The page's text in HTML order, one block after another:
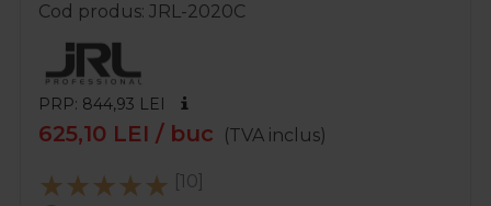
Cod produs JRL-2020C
PRP: 844,93 LEI
625,10 LEI / buc (TVA inclus)
[10]